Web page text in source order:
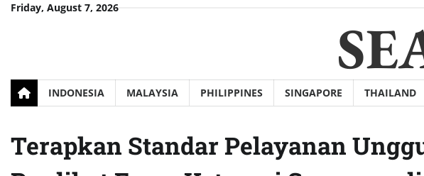
SkipFriday, August 7, 2026
INDONESIA MALAYSIA PHILIPPINES SINGAPORE THAILAND
Terapkan Standar Pelayanan